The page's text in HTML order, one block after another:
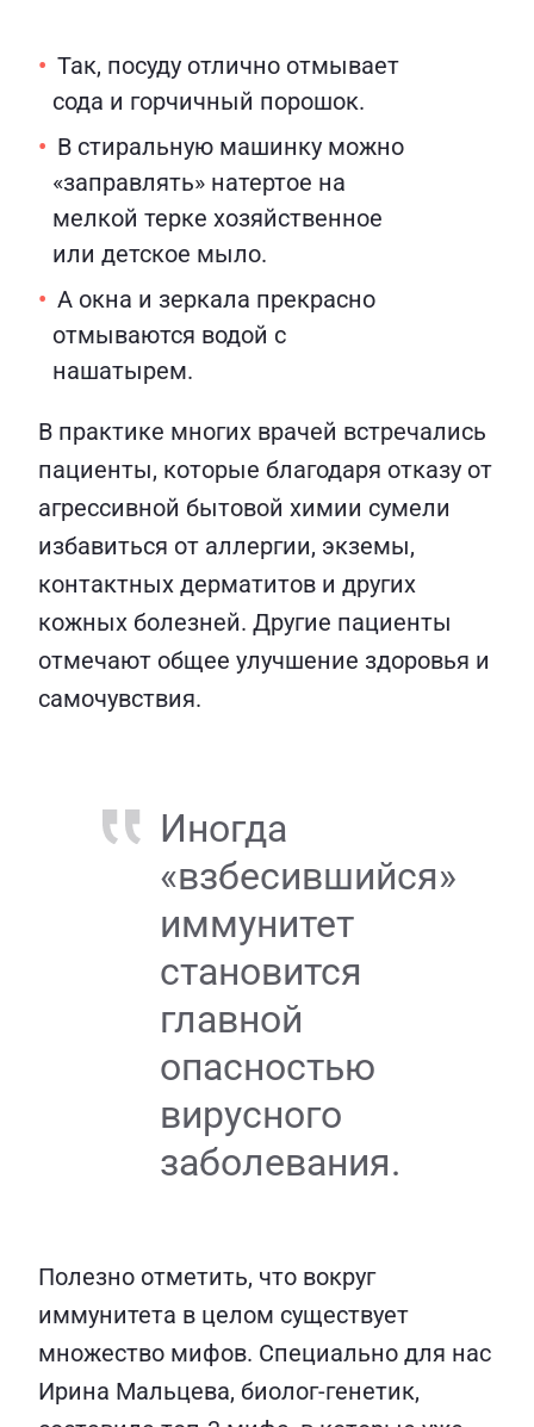
Так, посуду отлично отмывает
сода и горчичный порошок.
В стиральную машинку можно
«заправлять» натертое на
мелкой терке хозяйственное
или детское мыло.
А окна и зеркала прекрасно
отмываются водой с
нашатырем.
В практике многих врачей встречались
пациенты, которые благодаря отказу от
агрессивной бытовой химии сумели
избавиться от аллергии, экземы,
контактных дерматитов и других
кожных болезней. Другие пациенты
отмечают общее улучшение здоровья и
самочувствия.
Иногда
«взбесившийся»
иммунитет
становится
главной
опасностью
вирусного
заболевания.
Полезно отметить, что вокруг
иммунитета в целом существует
множество мифов. Специально для нас
Ирина Мальцева, биолог-генетик,